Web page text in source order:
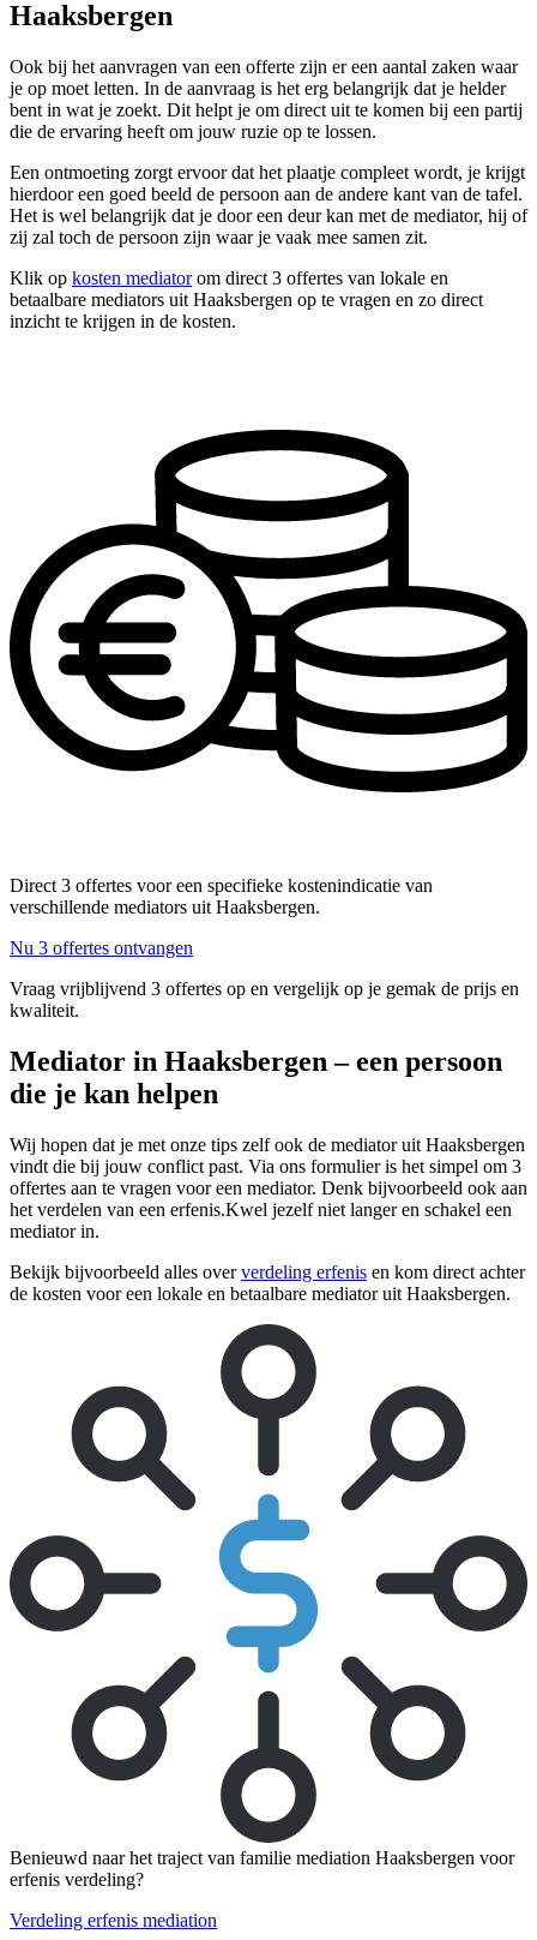
Haaksbergen
Ook bij het aanvragen van een offerte zijn er een aantal zaken waar
je op moet letten. In de aanvraag is het erg belangrijk dat je helder
bent in wat je zoekt. Dit helpt je om direct uit te komen bij een partij
die de ervaring heeft om jouw ruzie op te lossen.
Een ontmoeting zorgt ervoor dat het plaatje compleet wordt, je krijgt
hierdoor een goed beeld de persoon aan de andere kant van de tafel.
Het is wel belangrijk dat je door een deur kan met de mediator, hij of
zij zal toch de persoon zijn waar je vaak mee samen zit.
Klik op kosten mediatorom direct 3 offertes van lokale en
betaalbare mediators uit Haaksbergen op te vragen en zo direct
inzicht te krijgen in de kosten.
Direct 3 offertes voor een specifieke kostenindicatie van
verschillende mediators uit Haaksbergen.
Nu 3 offertes ontvangen
Vraag vrijblijvend 3 offertes op en vergelijk op je gemak de prijs en
kwaliteit.
Mediator in Haaksbergen – een persoon
die je kan helpen
Wij hopen dat je met onze tips zelf ook de mediator uit Haaksbergen
vindt die bij jouw conflict past. Via ons formulier is het simpel om 3
offertes aan te vragen voor een mediator. Denk bijvoorbeeld ook aan
het verdelen van een erfenis.Kwel jezelf niet langer en schakel een
mediator in.
Bekijk bijvoorbeeld alles oververdeling erfenis en kom direct achter
de kosten voor een lokale en betaalbare mediator uit Haaksbergen.
Benieuwd naar het traject van familie mediation Haaksbergen voor
erfenis verdeling?
Verdeling erfenis mediation